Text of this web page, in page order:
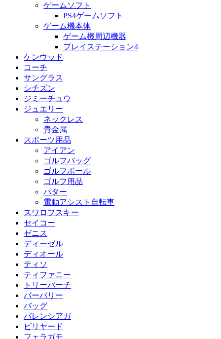
ゲームソフト
PS4ゲームソフト
ゲーム機本体
ゲーム機周辺機器
プレイステーション4
ケンウッド
コーチ
サングラス
シチズン
ジミーチュウ
ジュエリー
ネックレス
貴金属
スポーツ用品
アイアン
ゴルフバッグ
ゴルフボール
ゴルフ用品
パター
電動アシスト自転車
スワロフスキー
セイコー
ゼニス
ディーゼル
ディオール
ティソ
ティファニー
トリーバーチ
バーバリー
バッグ
バレンシアガ
ビリヤード
フェラガモ